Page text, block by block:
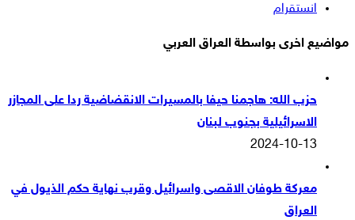
انستقرام
مواضيع اخرى بواسطة العراق العربي
حزب الله: هاجمنا حيفا بالمسيرات الانقضاضية ردا على المجازر
الاسرائيلية بجنوب لبنان
2024-10-13
معركة طوفان الاقصى واسرائيل وقرب نهاية حكم الذيول في
العراق